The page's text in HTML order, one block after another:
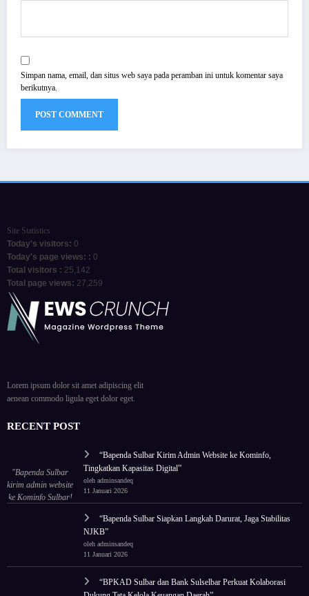
Simpan nama, email, dan situs web saya pada peramban ini untuk komentar saya
berikutnya.
Site Statistics
Today's visitors: 0
Today's page views: : 0
Total visitors : 25,142
Total page views: 27,259
Lorem ipsum dolor sit amet adipiscing elit
aenean commodo ligula eget dolor eget.
RECENT POST
"Bapenda Sulbar
kirim admin website
ke Kominfo Sulbar!
“Bapenda Sulbar Kirim Admin Website ke Kominfo,
Tingkatkan Kapasitas Digital”
oleh adminsandeq
11 Januari 2026
“Bapenda Sulbar Siapkan Langkah Darurat, Jaga Stabilitas
NJKB”
oleh adminsandeq
11 Januari 2026
“BPKAD Sulbar dan Bank Sulselbar Perkuat Kolaborasi